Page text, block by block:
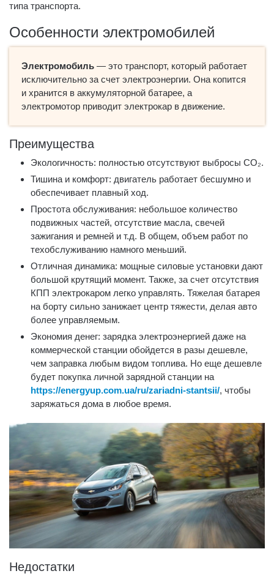
типа транспорта.
Особенности электромобилей
Электромобиль — это транспорт, который работает
исключительно за счет электроэнергии. Она копится
и хранится в аккумуляторной батарее, а
электромотор приводит электрокар в движение.
Преимущества
Экологичность: полностью отсутствуют выбросы СО₂.
Тишина и комфорт: двигатель работает бесшумно и
обеспечивает плавный ход.
Простота обслуживания: небольшое количество
подвижных частей, отсутствие масла, свечей
зажигания и ремней и т.д. В общем, объем работ по
техобслуживанию намного меньший.
Отличная динамика: мощные силовые установки дают
большой крутящий момент. Также, за счет отсутствия
КПП электрокаром легко управлять. Тяжелая батарея
на борту сильно занижает центр тяжести, делая авто
более управляемым.
Экономия денег: зарядка электроэнергией даже на
коммерческой станции обойдется в разы дешевле,
чем заправка любым видом топлива. Но еще дешевле
будет покупка личной зарядной станции на
https://energyup.com.ua/ru/zariadni-stantsii/, чтобы
заряжаться дома в любое время.
Недостатки